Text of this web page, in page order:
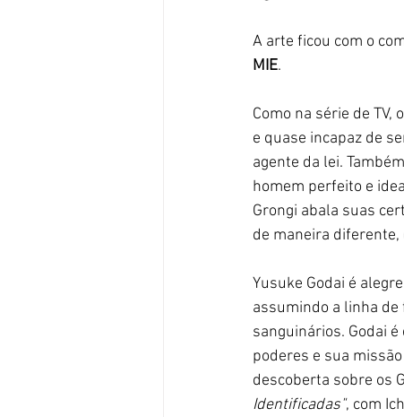
A arte ficou com o
MIE.
Como na série de
e quase incapaz de
agente da lei.
homem perfeito e
Grongi abala suas
de maneira diferente,
Yusuke Godai é
assumindo a linha
sanguinários. Godai
poderes e sua
descoberta sobre os
Identificadas", com